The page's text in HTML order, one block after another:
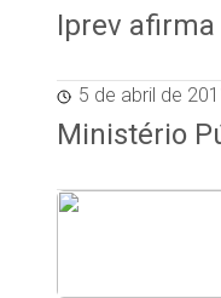
Iprev
5 de abril de
Ministério